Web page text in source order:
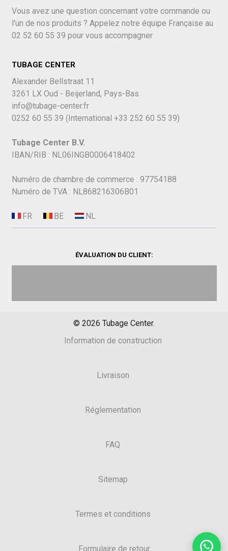
Vous avez une question concernant votre commande ou
l'un de nos produits ? Appelez notre équipe Française au
02 52 60 55 39 pour vous accompagner
TUBAGE CENTER
Alexander Bellstraat 11
3261 LX Oud - Beijerland, Pays-Bas
info@tubage-center.fr
0252 60 55 39 (International +33 252 60 55 39)
Tubage Center B.V.
IBAN/RIB : NL06INGB0006418402
Numéro de chambre de commerce : 97754188
Numéro de TVA : NL868216306B01
ÉVALUATION DU CLIENT:
© 2026 Tubage Center.
Information de construction
Livraison
Réglementation
FAQ
Sitemap
Termes et conditions
Formulaire de retour